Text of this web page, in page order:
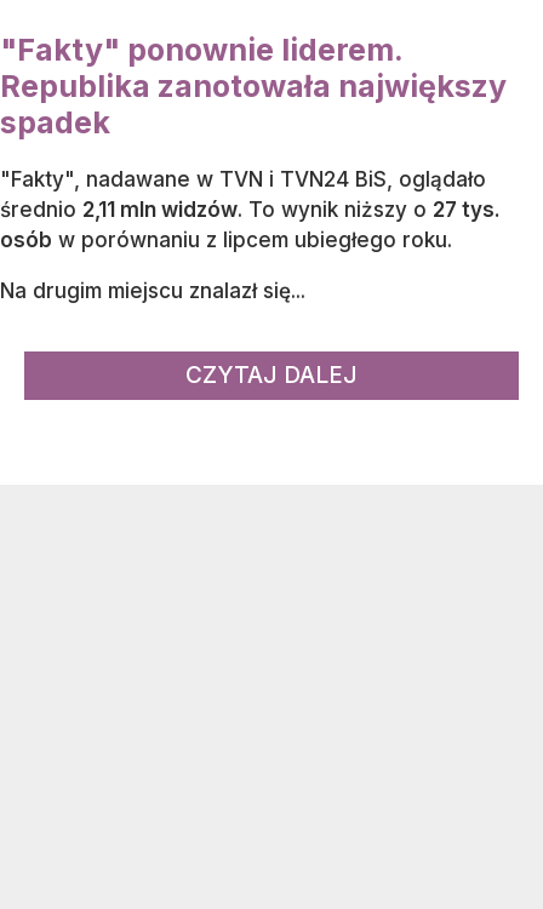
"Fakty" ponownie liderem.
Republika zanotowała największy
spadek
"Fakty", nadawane w TVN i TVN24 BiS, oglądało
średnio 2,11 mln widzów. To wynik niższy o 27 tys.
osób w porównaniu z lipcem ubiegłego roku.
Na drugim miejscu znalazł się...
CZYTAJ DALEJ